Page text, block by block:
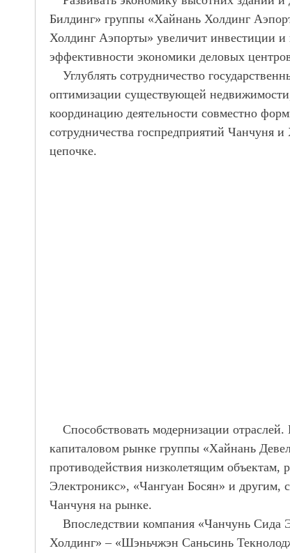
Билдинг» группы «Хайнань Холдинг
Холдинг Аэпорты» увеличит инвестиции
эффективности экономики деловых
Углублять сотрудничество
оптимизации существующей
координацию деятельности совместно
сотрудничества госпредприятий Чанчуня
цепочке.
Способствовать модернизации
капиталовом рынке группы «Хайнань
противодействия низколетящим
Электроникс», «Чангуан Босян» и другим,
Чанчуня на рынке.
Впоследствии компания «Чанчунь Сида
Холдинг» – «Шэньчжэн Саньсинь